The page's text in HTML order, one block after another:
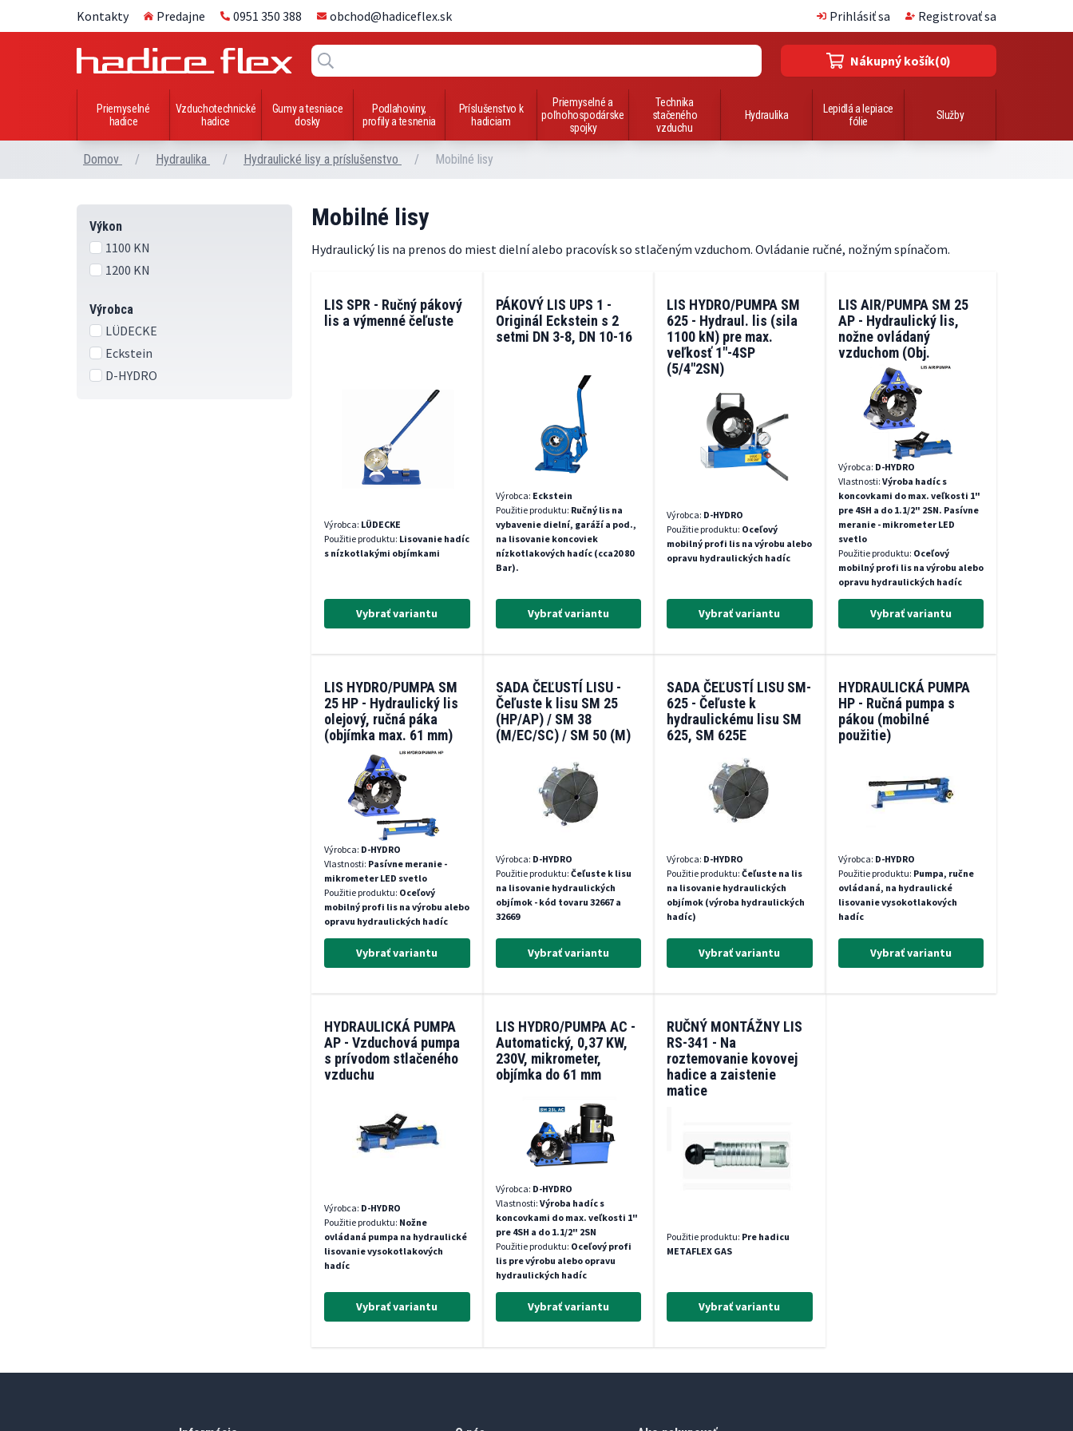
Kontakty Predajne 0951 350 388 obchod@hadiceflex.sk Prihlásiť sa Registrovať sa
Nákupný košík(0)
Priemyselné
hadice
Vzduchotechnické
hadice
Gumy a tesniace
dosky
Podlahoviny,
profily a tesnenia
Príslušenstvo k
hadiciam
Priemyselné a
poľnohospodárske
spojky
Technika
stačeného
vzduchu
Hydraulika
Lepidlá a lepiace
fólie
Služby
Domov / Hydraulika / Hydraulické lisy a príslušenstvo / Mobilné lisy
Výkon
1100 KN
1200 KN
Výrobca
LÜDECKE
Eckstein
D-HYDRO
Mobilné lisy
Hydraulický lis na prenos do miest dielní alebo pracovísk so stlačeným vzduchom. Ovládanie ručné, nožným spínačom.
LIS SPR - Ručný pákový
lis a výmenné čeľuste
Výrobca: LÜDECKE
Použitie produktu: Lisovanie hadíc
s nízkotlakými objímkami
Vybrať variantu
PÁKOVÝ LIS UPS 1 -
Originál Eckstein s 2
setmi DN 3-8, DN 10-16
Výrobca: Eckstein
Použitie produktu: Ručný lis na
vybavenie dielní, garáží a pod.,
na lisovanie koncoviek
nízkotlakových hadíc (cca20 80
Bar).
Vybrať variantu
LIS HYDRO/PUMPA SM
625 - Hydraul. lis (sila
1100 kN) pre max.
veľkosť 1"-4SP
(5/4"2SN)
Výrobca: D-HYDRO
Použitie produktu: Oceľový
mobilný profi lis na výrobu alebo
opravu hydraulických hadíc
Vybrať variantu
LIS AIR/PUMPA SM 25
AP - Hydraulický lis,
nožne ovládaný
vzduchom (Obj.
max.61mm)
Výrobca: D-HYDRO
Vlastnosti: Výroba hadíc s
koncovkami do max. veľkosti 1"
pre 4SH a do 1.1/2" 2SN. Pasívne
meranie - mikrometer LED
svetlo
Použitie produktu: Oceľový
mobilný profi lis na výrobu alebo
opravu hydraulických hadíc
Vybrať variantu
LIS HYDRO/PUMPA SM
25 HP - Hydraulický lis
olejový, ručná páka
(objímka max. 61 mm)
Výrobca: D-HYDRO
Vlastnosti: Pasívne meranie -
mikrometer LED svetlo
Použitie produktu: Oceľový
mobilný profi lis na výrobu alebo
opravu hydraulických hadíc
Vybrať variantu
SADA ČEĽUSTÍ LISU -
Čeľuste k lisu SM 25
(HP/AP) / SM 38
(M/EC/SC) / SM 50 (M)
Výrobca: D-HYDRO
Použitie produktu: Čeľuste k lisu
na lisovanie hydraulických
objímok - kód tovaru 32667 a
32669
Vybrať variantu
SADA ČEĽUSTÍ LISU SM-
625 - Čeľuste k
hydraulickému lisu SM
625, SM 625E
Výrobca: D-HYDRO
Použitie produktu: Čeľuste na lis
na lisovanie hydraulických
objímok (výroba hydraulických
hadíc)
Vybrať variantu
HYDRAULICKÁ PUMPA
HP - Ručná pumpa s
pákou (mobilné
použitie)
Výrobca: D-HYDRO
Použitie produktu: Pumpa, ručne
ovládaná, na hydraulické
lisovanie vysokotlakových
hadíc
Vybrať variantu
HYDRAULICKÁ PUMPA
AP - Vzduchová pumpa
s prívodom stlačeného
vzduchu
Výrobca: D-HYDRO
Použitie produktu: Nožne
ovládaná pumpa na hydraulické
lisovanie vysokotlakových
hadíc
Vybrať variantu
LIS HYDRO/PUMPA AC -
Automatický, 0,37 KW,
230V, mikrometer,
objímka do 61 mm
Výrobca: D-HYDRO
Vlastnosti: Výroba hadíc s
koncovkami do max. veľkosti 1"
pre 4SH a do 1.1/2" 2SN
Použitie produktu: Oceľový profi
lis pre výrobu alebo opravu
hydraulických hadíc
Vybrať variantu
RUČNÝ MONTÁŽNY LIS
RS-341 - Na
roztemovanie kovovej
hadice a zaistenie
matice
Použitie produktu: Pre hadicu
METAFLEX GAS
Vybrať variantu